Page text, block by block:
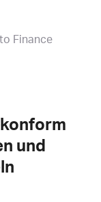
Finance
und